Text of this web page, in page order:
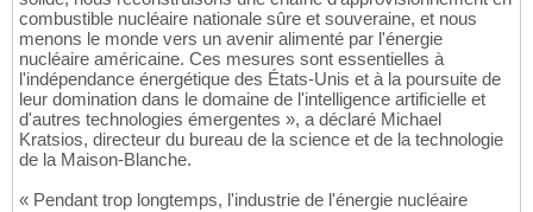
combustible nucléaire nationale sûre et souveraine, et nous
menons le monde vers un avenir alimenté par l'énergie
nucléaire américaine. Ces mesures sont essentielles à
l'indépendance énergétique des États-Unis et à la poursuite de
leur domination dans le domaine de l'intelligence artificielle et
d'autres technologies émergentes », a déclaré Michael
Kratsios, directeur du bureau de la science et de la technologie
de la Maison-Blanche.
« Pendant trop longtemps, l'industrie de l'énergie nucléaire